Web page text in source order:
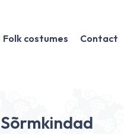
Folk costumes Contact
Sõrmkindad